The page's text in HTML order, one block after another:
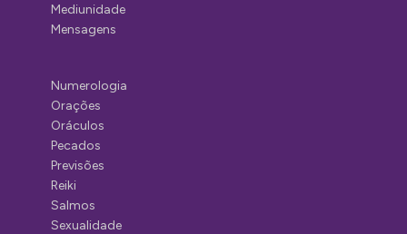
Mediunidade
Mensagens
Numerologia
Orações
Oráculos
Pecados
Previsões
Reiki
Salmos
Sexualidade